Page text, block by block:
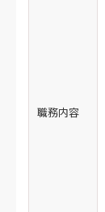
職務内容